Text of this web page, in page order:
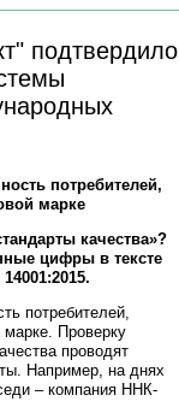
подтвердило
потребителей,
марке
качества»?
цифры в тексте
потребителей,
Проверку
проводят
Например, на днях
– компания ННК-